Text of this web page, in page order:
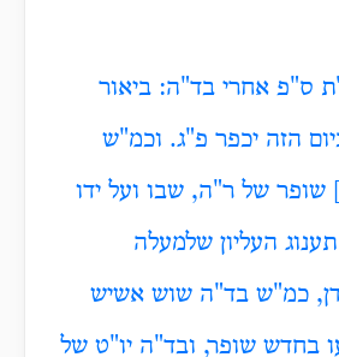
ס"פ אחרי בד"ה: ביאור
הזה יכפר פ"ג. וכמ"ש
שופר של ר"ה, שבו ועל ידו
העליון שלמעלה
כמ"ש בד"ה שוש אשיש
בחדש שופר, ובד"ה יו"ט של